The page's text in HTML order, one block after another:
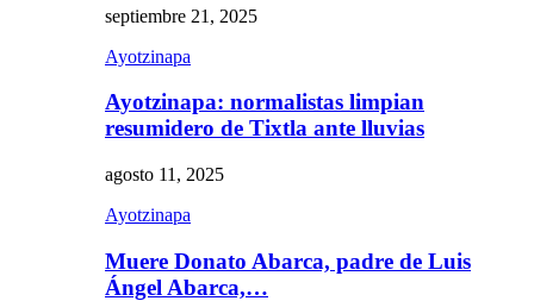
septiembre 21, 2025
Ayotzinapa
Ayotzinapa: normalistas limpian
resumidero de Tixtla ante lluvias
agosto 11, 2025
Ayotzinapa
Muere Donato Abarca, padre de Luis
Ángel Abarca,…